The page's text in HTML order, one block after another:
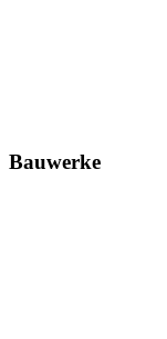
Bauwerke